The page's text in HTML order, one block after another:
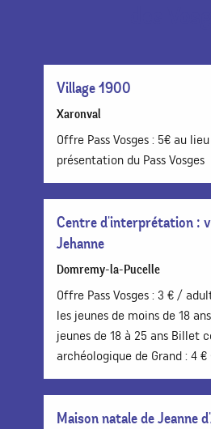
Village 1900
Xaronval
Offre Pass Vosges : 5€ au
présentation du Pass Vosges
Centre d'interprétation :
Jehanne
Domremy-la-Pucelle
Offre Pass Vosges : 3 € /
les jeunes de moins de 18
jeunes de 18 à 25 ans Billet
archéologique de Grand : 4
Maison natale de Jeanne